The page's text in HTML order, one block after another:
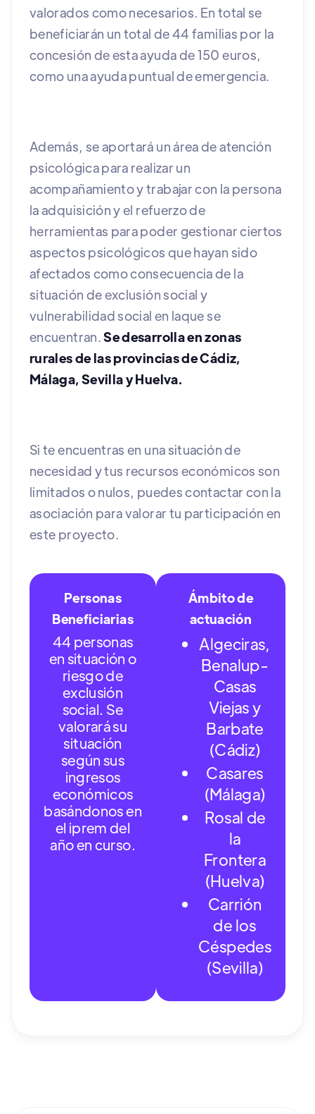
valorados como necesarios. En total se
beneficiarán un total de 44 familias por la
concesión de esta ayuda de 150 euros,
como una ayuda puntual de emergencia.
Además, se aportará un área de atención
psicológica para realizar un
acompañamiento y trabajar con la persona
la adquisición y el refuerzo de
herramientas para poder gestionar ciertos
aspectos psicológicos que hayan sido
afectados como consecuencia de la
situación de exclusión social y
vulnerabilidad social en laque se
encuentran.Se desarrolla en zonas
rurales de las provincias de Cádiz,
Málaga, Sevilla y Huelva.
Si te encuentras en una situación de
necesidad y tus recursos económicos son
limitados o nulos, puedes contactar con la
asociación para valorar tu participación en
este proyecto.
Personas
Beneficiarias
44 personas
en situación o
riesgo de
exclusión
social. Se
valorará su
situación
según sus
ingresos
económicos
basándonos en
el iprem del
año en curso.
Ámbito de
actuación
Algeciras,
Benalup-
Casas
Viejas y
Barbate
(Cádiz)
Casares
(Málaga)
Rosal de
la
Frontera
(Huelva)
Carrión
de los
Céspedes
(Sevilla)